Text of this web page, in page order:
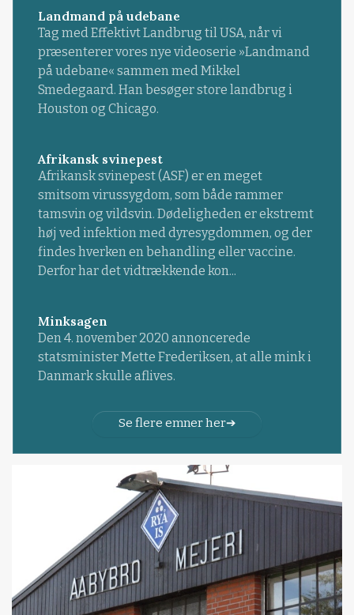
Landmand på udebane
Tag med Effektivt Landbrug til USA, når vi
præsenterer vores nye videoserie »Landmand
på udebane« sammen med Mikkel
Smedegaard. Han besøger store landbrug i
Houston og Chicago.
Afrikansk svinepest
Afrikansk svinepest (ASF) er en meget
smitsom virussygdom, som både rammer
tamsvin og vildsvin. Dødeligheden er ekstremt
høj ved infektion med dyresygdommen, og der
findes hverken en behandling eller vaccine.
Derfor har det vidtrækkende kon...
Minksagen
Den 4. november 2020 annoncerede
statsminister Mette Frederiksen, at alle mink i
Danmark skulle aflives.
Se flere emner her